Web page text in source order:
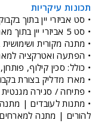
תכונות עיקריות
• סט אביזרי יין בתוך
• סט 5 אביזרי יין בתוך מארז מדליק
• מתנה מקורית
• הפתעה ואטרקציה
• כולל: סכין קילוף,
• מארז מדליק בצורת
• פתיחה / סגירה מגנטית
• מתנות לעובדים |
להורים | מתנה למארחים